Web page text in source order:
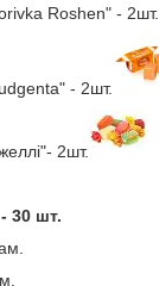
Roshen" - 2шт.
- 2шт.
2шт.
- 30 шт.